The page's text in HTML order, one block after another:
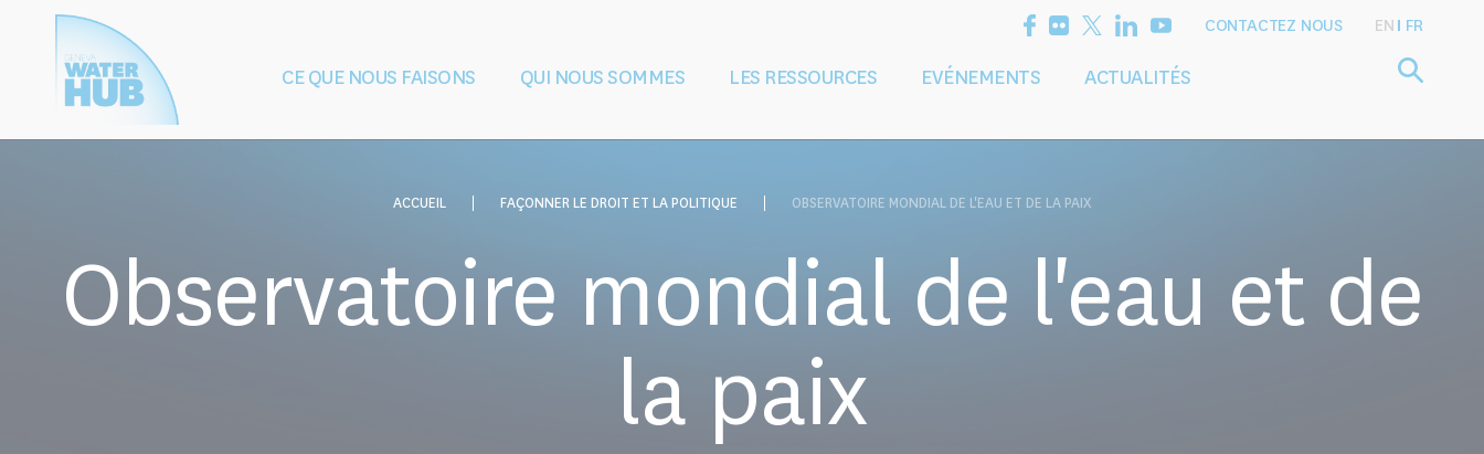
CE QUE NOUS FAISONS QUI NOUS SOMMES LES RESSOURCES EVÉNEMENTS ACTUALITÉS
CONTACTEZ NOUS EN FR
ACCUEIL FAÇONNER LE DROIT ET LA POLITIQUE OBSERVATOIRE MONDIAL DE L'EAU ET DE LA PAIX
Observatoire mondial de l'eau et de
la paix